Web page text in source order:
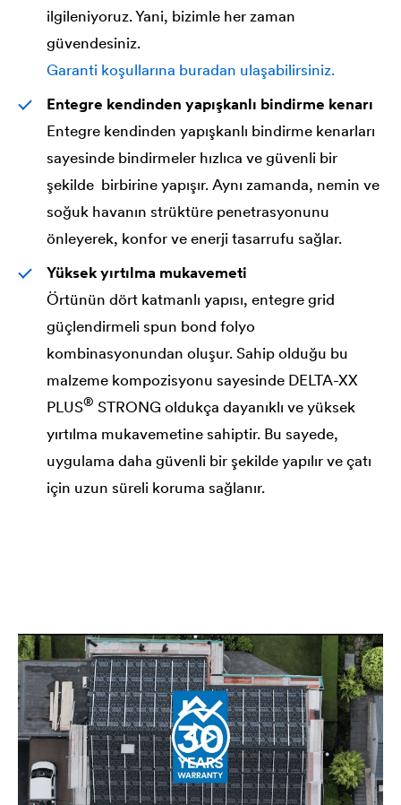
ilgileniyoruz. Yani, bizimle her zaman
güvendesiniz.
Garanti koşullarına buradan ulaşabilirsiniz.
Entegre kendinden yapışkanlı bindirme kenarı
Entegre kendinden yapışkanlı bindirme kenarları
sayesinde bindirmeler hızlıca ve güvenli bir
şekilde birbirine yapışır. Aynı zamanda, nemin ve
soğuk havanın strüktüre penetrasyonunu
önleyerek, konfor ve enerji tasarrufu sağlar.
Yüksek yırtılma mukavemeti
Örtünün dört katmanlı yapısı, entegre grid
güçlendirmeli spun bond folyo
kombinasyonundan oluşur. Sahip olduğu bu
malzeme kompozisyonu sayesinde DELTA-XX
PLUS® STRONG oldukça dayanıklı ve yüksek
yırtılma mukavemetine sahiptir. Bu sayede,
uygulama daha güvenli bir şekilde yapılır ve çatı
için uzun süreli koruma sağlanır.